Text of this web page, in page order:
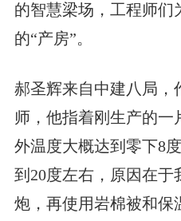
的智慧梁场，工程师们
的“产房”。
郝圣辉来自中建八局，
师，他指着刚生产的一
外温度大概达到零下8
到20度左右，原因在于
炮，再使用岩棉被和保